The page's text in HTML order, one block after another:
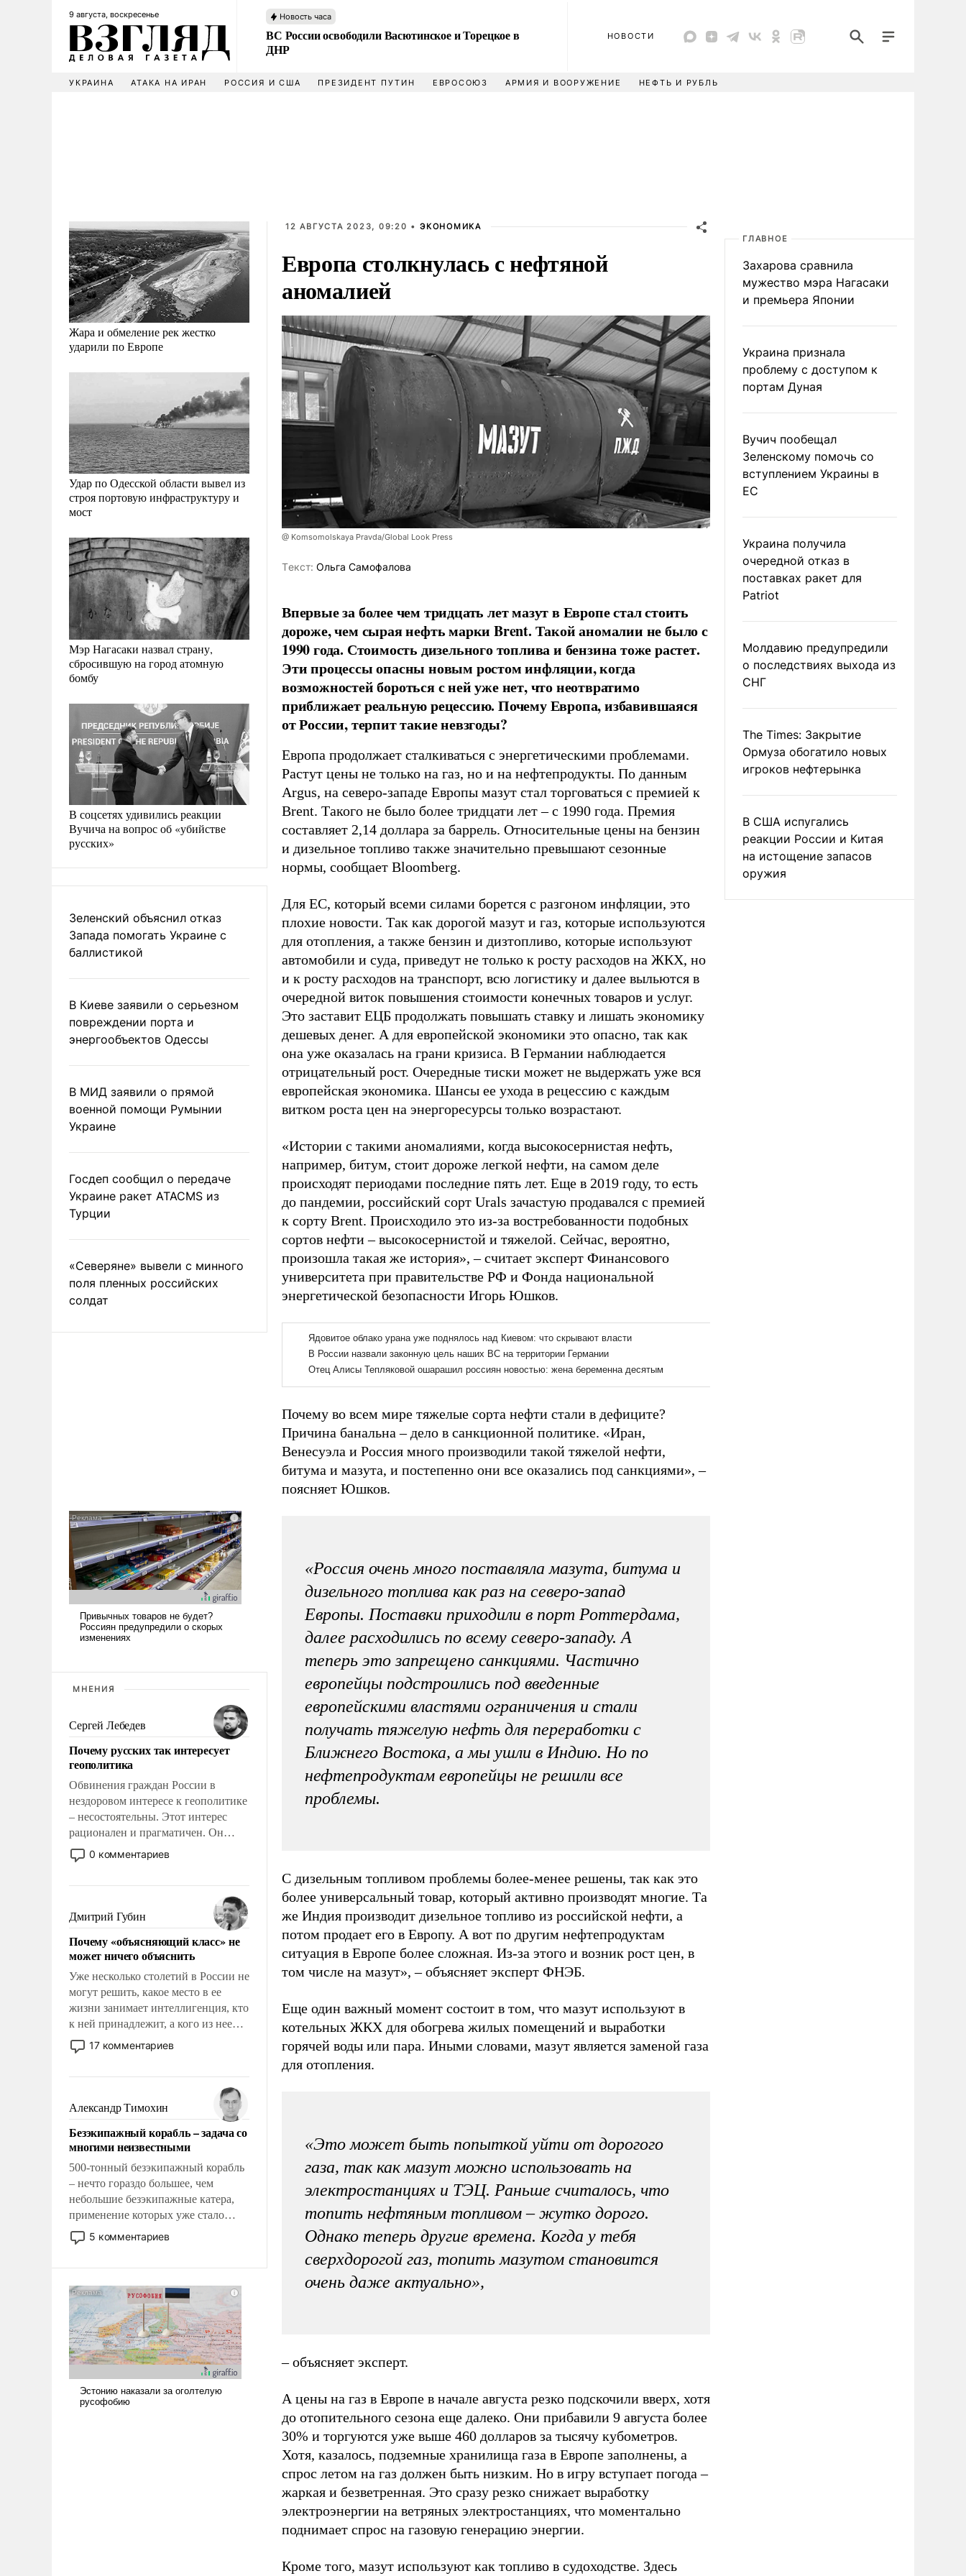
9 августа, воскресенье Новость часа
ВС России освободили Васютинское и Торецкое в
ДНР
НОВОСТИ
УКРАИНА АТАКА НА ИРАН РОССИЯ И США ПРЕЗИДЕНТ ПУТИН ЕВРОСОЮЗ АРМИЯ И ВООРУЖЕНИЕ НЕФТЬ И РУБЛЬ
Жара и обмеление рек жестко
ударили по Европе
Удар по Одесской области вывел из
строя портовую инфраструктуру и
мост
Мэр Нагасаки назвал страну,
сбросившую на город атомную
бомбу
В соцсетях удивились реакции
Вучича на вопрос об «убийстве
русских»
Зеленский объяснил отказ
Запада помогать Украине с
баллистикой
В Киеве заявили о серьезном
повреждении порта и
энергообъектов Одессы
В МИД заявили о прямой
военной помощи Румынии
Украине
Госдеп сообщил о передаче
Украине ракет ATACMS из
Турции
«Северяне» вывели с минного
поля пленных российских
солдат
МНЕНИЯ
Сергей Лебедев
Почему русских так интересует
геополитика
Обвинения граждан России в
нездоровом интересе к геополитике
– несостоятельны. Этот интерес
рационален и прагматичен. Он
обусловлен тысячелетним опытом
выживания в крайне непростых
знанием, что мировая политика
имеет свойство заявляться на порог
нашего дома.
0 комментариев
Дмитрий Губин
Почему «объясняющий класс» не
может ничего объяснить
Уже несколько столетий в России не
могут решить, какое место в ее
жизни занимает интеллигенция, кто
к ней принадлежит, а кого из нее
исключили с правом
восстановления и без оного. И чем
казалось, что эти вопросы решены
раз и навсегда, но – нет, не решены.
17 комментариев
Александр Тимохин
Безэкипажный корабль – задача со
многими неизвестными
500-тонный безэкипажный корабль
– нечто гораздо большее, чем
небольшие безэкипажные катера,
применение которых уже стало
обыденностью. Задача по созданию
такого корабля очень сложна и
наши боевые возможности.
5 комментариев
12 АВГУСТА 2023, 09:20 • ЭКОНОМИКА
Европа столкнулась с нефтяной
аномалией
@ Komsomolskaya Pravda/Global Look Press
Tекст: Ольга Самофалова
Впервые за более чем тридцать лет мазут в Европе стал стоить
дороже, чем сырая нефть марки Brent. Такой аномалии не было с
1990 года. Стоимость дизельного топлива и бензина тоже растет.
Эти процессы опасны новым ростом инфляции, когда
возможностей бороться с ней уже нет, что неотвратимо
приближает реальную рецессию. Почему Европа, избавившаяся
от России, терпит такие невзгоды?
Европа продолжает сталкиваться с энергетическими проблемами.
Растут цены не только на газ, но и на нефтепродукты. По данным
Argus, на северо-западе Европы мазут стал торговаться с премией к
Brent. Такого не было более тридцати лет – с 1990 года. Премия
составляет 2,14 доллара за баррель. Относительные цены на бензин
и дизельное топливо также значительно превышают сезонные
нормы, сообщает Bloomberg.
Для ЕС, который всеми силами борется с разгоном инфляции, это
плохие новости. Так как дорогой мазут и газ, которые используются
для отопления, а также бензин и дизтопливо, которые используют
автомобили и суда, приведут не только к росту расходов на ЖКХ, но
и к росту расходов на транспорт, всю логистику и далее выльются в
очередной виток повышения стоимости конечных товаров и услуг.
Это заставит ЕЦБ продолжать повышать ставку и лишать экономику
дешевых денег. А для европейской экономики это опасно, так как
она уже оказалась на грани кризиса. В Германии наблюдается
отрицательный рост. Очередные тиски может не выдержать уже вся
европейская экономика. Шансы ее ухода в рецессию с каждым
витком роста цен на энергоресурсы только возрастают.
«Истории с такими аномалиями, когда высокосернистая нефть,
например, битум, стоит дороже легкой нефти, на самом деле
происходят периодами последние пять лет. Еще в 2019 году, то есть
до пандемии, российский сорт Urals зачастую продавался с премией
к сорту Brent. Происходило это из-за востребованности подобных
сортов нефти – высокосернистой и тяжелой. Сейчас, вероятно,
произошла такая же история», – считает эксперт Финансового
университета при правительстве РФ и Фонда национальной
энергетической безопасности Игорь Юшков.
Почему во всем мире тяжелые сорта нефти стали в дефиците?
Причина банальна – дело в санкционной политике. «Иран,
Венесуэла и Россия много производили такой тяжелой нефти,
битума и мазута, и постепенно они все оказались под санкциями», –
поясняет Юшков.
«Россия очень много поставляла мазута, битума и
дизельного топлива как раз на северо-запад
Европы. Поставки приходили в порт Роттердама,
далее расходились по всему северо-западу. А
теперь это запрещено санкциями. Частично
европейцы подстроились под введенные
европейскими властями ограничения и стали
получать тяжелую нефть для переработки с
Ближнего Востока, а мы ушли в Индию. Но по
нефтепродуктам европейцы не решили все
проблемы.
С дизельным топливом проблемы более-менее решены, так как это
более универсальный товар, который активно производят многие. Та
же Индия производит дизельное топливо из российской нефти, а
потом продает его в Европу. А вот по другим нефтепродуктам
ситуация в Европе более сложная. Из-за этого и возник рост цен, в
том числе на мазут», – объясняет эксперт ФНЭБ.
Еще один важный момент состоит в том, что мазут используют в
котельных ЖКХ для обогрева жилых помещений и выработки
горячей воды или пара. Иными словами, мазут является заменой газа
для отопления.
«Это может быть попыткой уйти от дорогого
газа, так как мазут можно использовать на
электростанциях и ТЭЦ. Раньше считалось, что
топить нефтяным топливом – жутко дорого.
Однако теперь другие времена. Когда у тебя
сверхдорогой газ, топить мазутом становится
очень даже актуально»,
– объясняет эксперт.
А цены на газ в Европе в начале августа резко подскочили вверх, хотя
до отопительного сезона еще далеко. Они прибавили 9 августа более
30% и торгуются уже выше 460 долларов за тысячу кубометров.
Хотя, казалось, подземные хранилища газа в Европе заполнены, а
спрос летом на газ должен быть низким. Но в игру вступает погода –
жаркая и безветренная. Это сразу резко снижает выработку
электроэнергии на ветряных электростанциях, что моментально
поднимает спрос на газовую генерацию энергии.
Кроме того, мазут используют как топливо в судоходстве. Здесь
ГЛАВНОЕ
Захарова сравнила
мужество мэра Нагасаки
и премьера Японии
Украина признала
проблему с доступом к
портам Дуная
Вучич пообещал
Зеленскому помочь со
вступлением Украины в
ЕС
Украина получила
очередной отказ в
поставках ракет для
Patriot
Молдавию предупредили
о последствиях выхода из
СНГ
The Times: Закрытие
Ормуза обогатило новых
игроков нефтерынка
В США испугались
реакции России и Китая
на истощение запасов
оружия